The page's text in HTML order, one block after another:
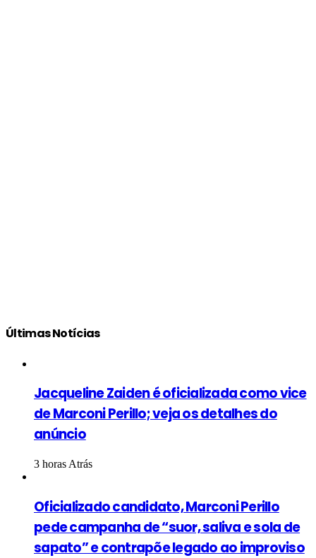
Últimas Notícias
Jacqueline Zaiden é oficializada como vice
de Marconi Perillo; veja os detalhes do
anúncio
3 horas Atrás
Oficializado candidato, Marconi Perillo
pede campanha de “suor, saliva e sola de
sapato” e contrapõe legado ao improviso